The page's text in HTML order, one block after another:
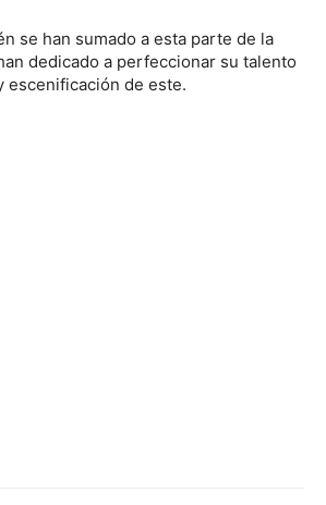
se han sumado a esta parte de la
dedicado a perfeccionar su talento
escenificación de este.